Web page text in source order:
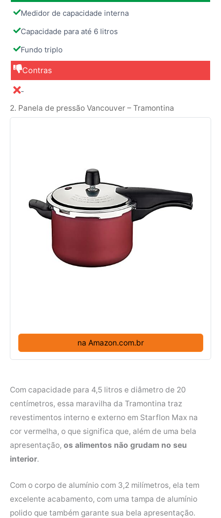
Medidor de capacidade interna
Capacidade para até 6 litros
Fundo triplo
Contras
-
2. Panela de pressão Vancouver – Tramontina
na Amazon.com.br
Com capacidade para 4,5 litros e diâmetro de 20
centímetros, essa maravilha da Tramontina traz
revestimentos interno e externo em Starflon Max na
cor vermelha, o que significa que, além de uma bela
apresentação, os alimentos não grudam no seu
interior.
Com o corpo de alumínio com 3,2 milímetros, ela tem
excelente acabamento, com uma tampa de alumínio
polido que também garante sua bela apresentação.